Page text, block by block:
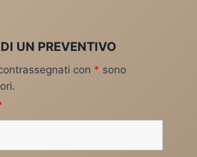
UN PREVENTIVO
con * sono